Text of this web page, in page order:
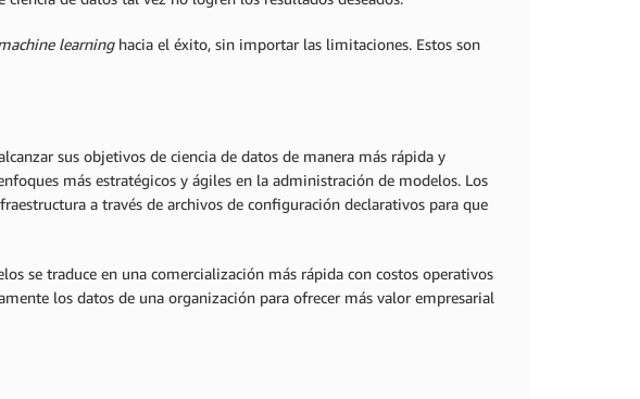
learninghacia el éxito, sin importar las limitaciones. Estos son
sus objetivos de ciencia de datos de manera más rápida y
más estratégicos y ágiles en la administración de modelos. Los
a través de archivos de configuración declarativos para que
se traduce en una comercialización más rápida con costos operativos
los datos de una organización para ofrecer más valor empresarial